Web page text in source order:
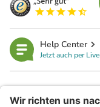
Help Center
Jetzt auch per